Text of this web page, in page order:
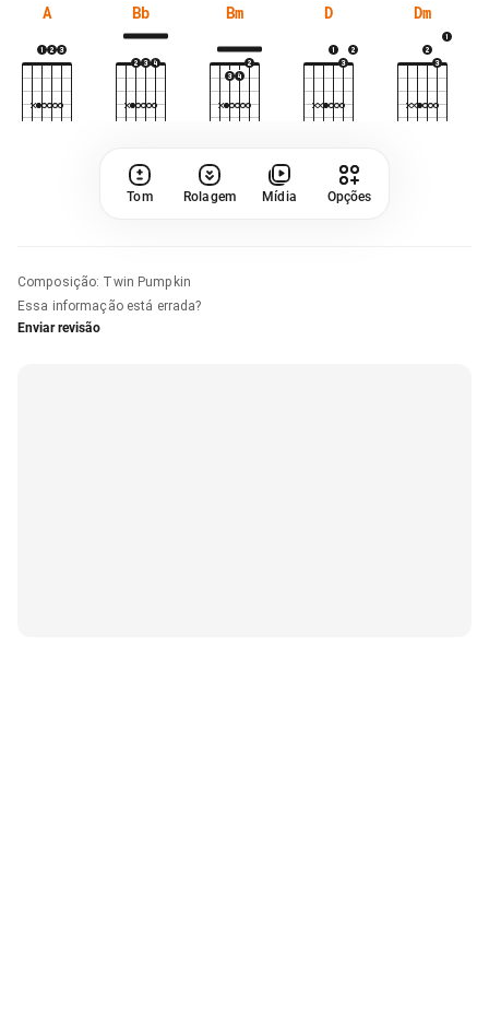
A Bb Bm D Dm
Tom Rolagem Mídia Opções
Composição: Twin Pumpkin
Essa informação está errada?
Enviar revisão